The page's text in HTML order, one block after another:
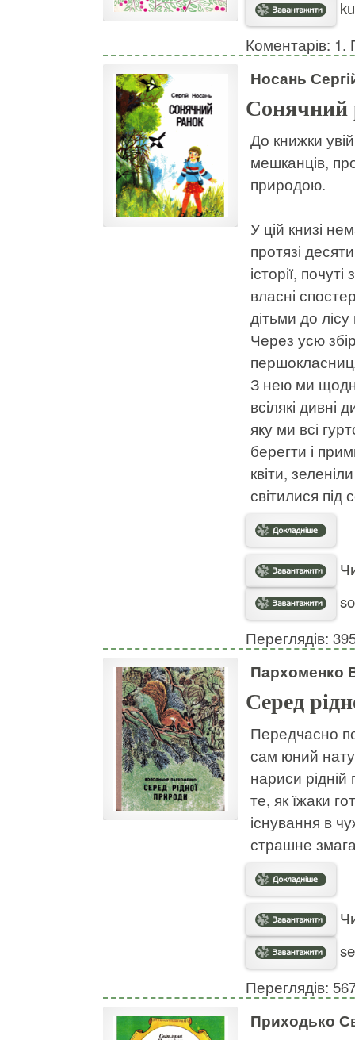
Коментарів: 1.
Носань
Сонячний
До книжки
мешканців,
природою.
У цій книзі
протязі
історії,
власні
дітьми до лісу
Через усю
З нею ми
всілякі дивні
яку ми всі
берегти і
квіти,
світилися під
Переглядів:
Пархоменко
Серед
Передчасно
сам юний
нариси
те, як їжаки
існування в
страшне
Переглядів:
Приходько